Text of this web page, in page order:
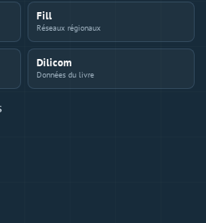
Fill
Réseaux régionaux
Dilicom
Données du livre